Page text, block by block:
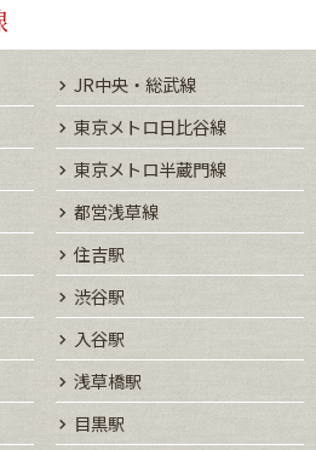
JR中央・総武線
東京メトロ日比谷線
東京メトロ半蔵門線
都営浅草線
住吉駅
渋谷駅
入谷駅
浅草橋駅
目黒駅